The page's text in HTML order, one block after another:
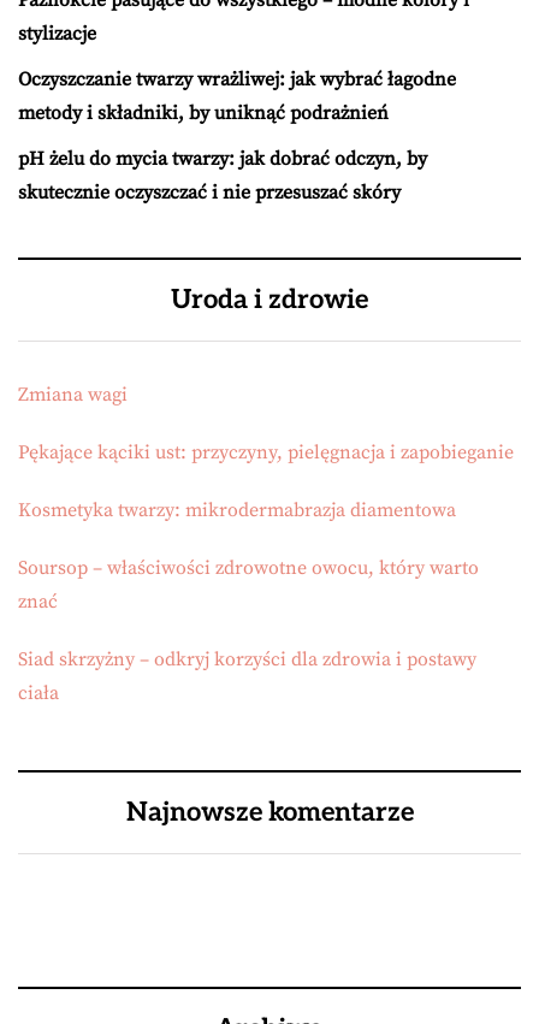
stylizacje
Oczyszczanie twarzy wrażliwej: jak wybrać łagodne
metody i składniki, by uniknąć podrażnień
pH żelu do mycia twarzy: jak dobrać odczyn, by
skutecznie oczyszczać i nie przesuszać skóry
Uroda i zdrowie
Zmiana wagi
Pękające kąciki ust: przyczyny, pielęgnacja i zapobieganie
Kosmetyka twarzy: mikrodermabrazja diamentowa
Soursop – właściwości zdrowotne owocu, który warto
znać
Siad skrzyżny – odkryj korzyści dla zdrowia i postawy
ciała
Najnowsze komentarze